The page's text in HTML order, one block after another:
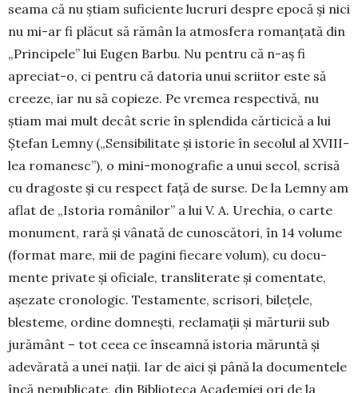
seama că nu știam suficiente lucruri despre epocă și nici
nu mi-ar fi plăcut să rămân la atmos­fera romanțată din
„Principele” lui Eugen Barbu. Nu pentru că n-aș fi
apreciat-o, ci pentru că datoria unui scriitor este să
creeze, iar nu să copieze. Pe vremea respectivă, nu
știam mai mult decât scrie în splendida cărticică a lui
Ștefan Lemny („Sensibi­litate și istorie în secolul al XVIII-
lea ro­manesc”), o mini-monografie a unui secol, scrisă
cu dragoste și cu respect față de surse. De la Lemny am
aflat de „Istoria românilor” a lui V. A. Urechia, o carte
mo­nument, rară și vânată de cunoscători, în 14 volume
(format mare, mii de pagini fiecare volum), cu do­cu­
mente private și oficiale, trans­li­terate și co­men­tate,
așezate cronologic. Testamente, scrisori, bile­țe­le,
blesteme, ordine domnești, recla­ma­ții și măr­tu­rii sub
jurământ – tot ceea ce în­seamnă istoria măruntă și
adevărată a unei nații. Iar de aici și până la documentele
încă nepublicate, din Biblioteca Academiei ori de la